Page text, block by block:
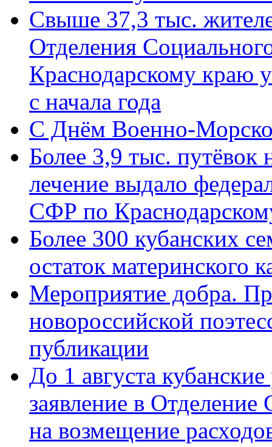
Свыше 37,3 тыс.
Отделения
Краснодарскому краю
с начала года
C Днём Военно-
Более 3,9 тыс. путёвок
лечение выдало
СФР по
Более 300 кубанских
остаток материнского
Мероприятие добра.
новороссийской
публикации
До 1 августа
заявление в
на возмещение